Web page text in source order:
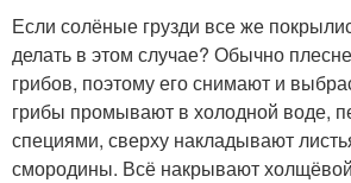
Если солёные грузди все же
делать в этом случае? Обычно
грибов, поэтому его снимают и
грибы промывают в холодной воде,
специями, сверху накладывают
смородины. Всё накрывают